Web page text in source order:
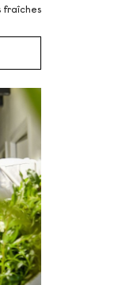
fraîches